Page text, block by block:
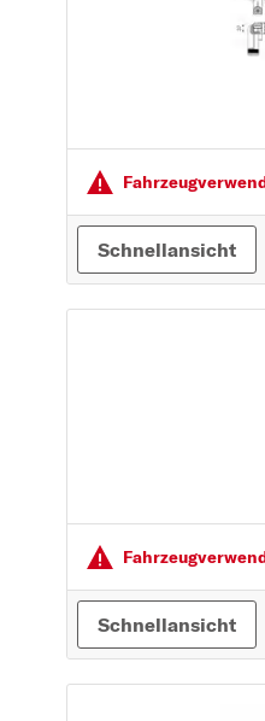
HONDA
HYUNDAI
K
KIA
MITSUBISHI
N
NISSAN
O
OPEL
Schnellansicht
Schnellansicht